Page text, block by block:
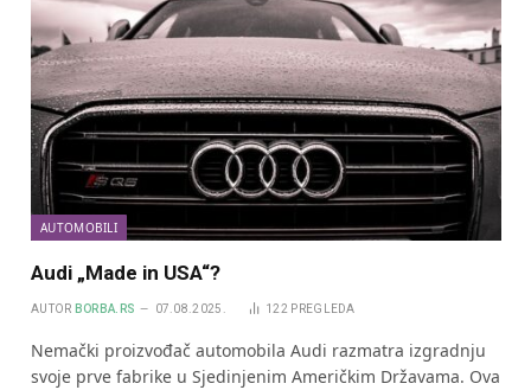
AUTOMOBILI
Audi „Made in USA“?
AUTOR BORBA.RS 07.08.2025. 122 PREGLEDA
Nemački proizvođač automobila Audi razmatra izgradnju
svoje prve fabrike u Sjedinjenim Američkim Državama. Ova